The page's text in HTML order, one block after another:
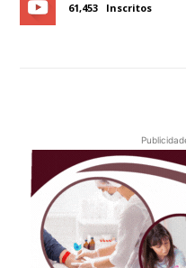
61,453 Inscritos